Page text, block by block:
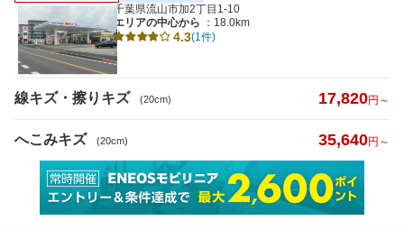
千葉県流山市加2丁目1-10
エリアの中心から
：18.0km
4.3(1件)
線キズ・擦りキズ (20cm) 17,820円～
へこみキズ (20cm) 35,640円～